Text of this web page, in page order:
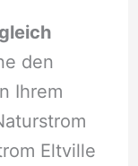
den
Ihrem
Eltville